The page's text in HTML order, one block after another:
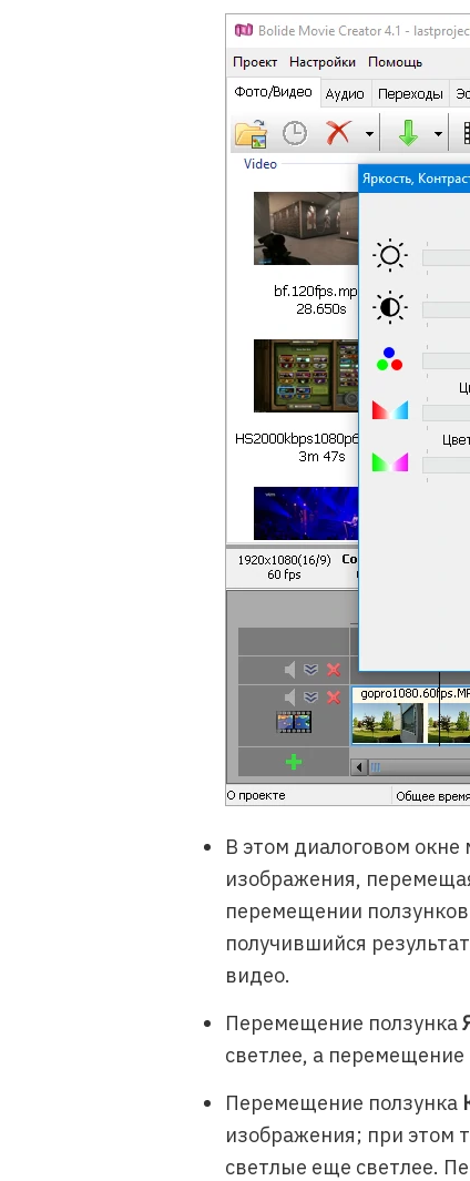
В этом диалоговом
изображения,
перемещении
получившийся
видео.
Перемещение ползунка
светлее, а
Перемещение ползунка
изображения; при этом
светлые еще светлее.